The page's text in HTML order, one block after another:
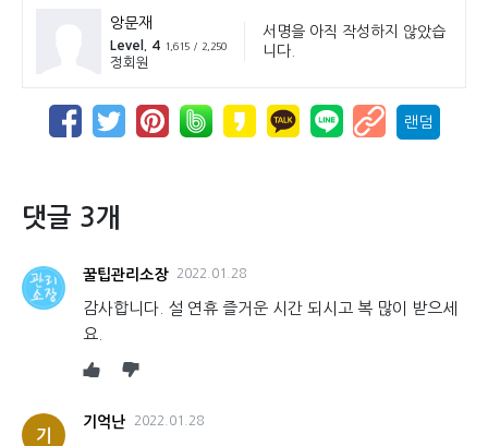
앙문재
Level. 4 1,615 / 2,250
정회원
서명을 아직 작성하지 않았습
니다.
랜덤
댓글 3개
꿀팁관리소장 2022.01.28
감사합니다. 설 연휴 즐거운 시간 되시고 복 많이 받으세
요.
기
기억난 2022.01.28